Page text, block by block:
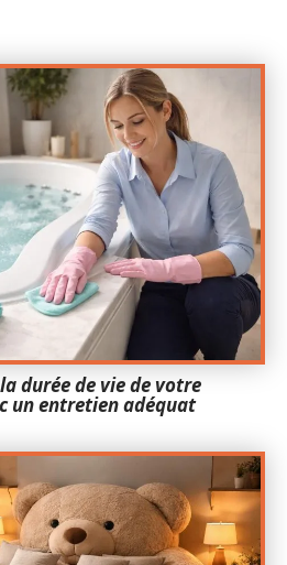
durée de vie de votre
un entretien adéquat